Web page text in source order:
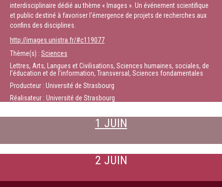
interdisciplinaire dédié au thème « Images ». Un événement scientifique
et public destiné à favoriser l'émergence de projets de recherches aux
confins des disciplines.
http://images.unistra.fr/#c119077
Thème(s) : Sciences
Lettres, Arts, Langues et Civilisations, Sciences humaines, sociales, de
l’éducation et de l’information, Transversal, Sciences fondamentales
Producteur : Université de Strasbourg
Réalisateur : Université de Strasbourg
1 JUIN
2 JUIN